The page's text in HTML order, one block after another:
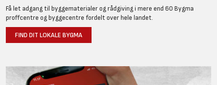
Få let adgang til byggematerialer og rådgiving i mere end 60 Bygma
proffcentre og byggecentre fordelt over hele landet.
FIND DIT LOKALE BYGMA